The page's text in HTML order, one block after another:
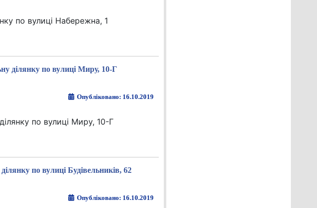
по вулиці Набережна, 1
ділянку по вулиці Миру, 10-Г
Опубліковано: 16.10.2019
по вулиці Миру, 10-Г
по вулиці Будівельників, 62
Опубліковано: 16.10.2019